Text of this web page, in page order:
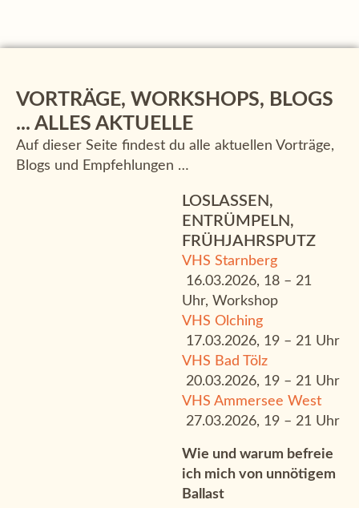
VORTRÄGE, WORKSHOPS, BLOGS
... ALLES AKTUELLE
Auf dieser Seite findest du alle aktuellen Vorträge,
Blogs und Empfehlungen …
LOSLASSEN,
ENTRÜMPELN,
FRÜHJAHRSPUTZ
VHS Starnberg
16.03.2026, 18 – 21
Uhr, Workshop
VHS Olching
17.03.2026, 19 – 21 Uhr
VHS Bad Tölz
20.03.2026, 19 – 21 Uhr
VHS Ammersee West
27.03.2026, 19 – 21 Uhr
Wie und warum befreie
ich mich von unnötigem
Ballast